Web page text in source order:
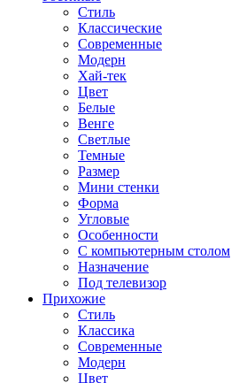
Стиль
Классические
Современные
Модерн
Хай-тек
Цвет
Белые
Венге
Светлые
Темные
Размер
Мини стенки
Форма
Угловые
Особенности
С компьютерным столом
Назначение
Под телевизор
Прихожие
Стиль
Классика
Современные
Модерн
Цвет